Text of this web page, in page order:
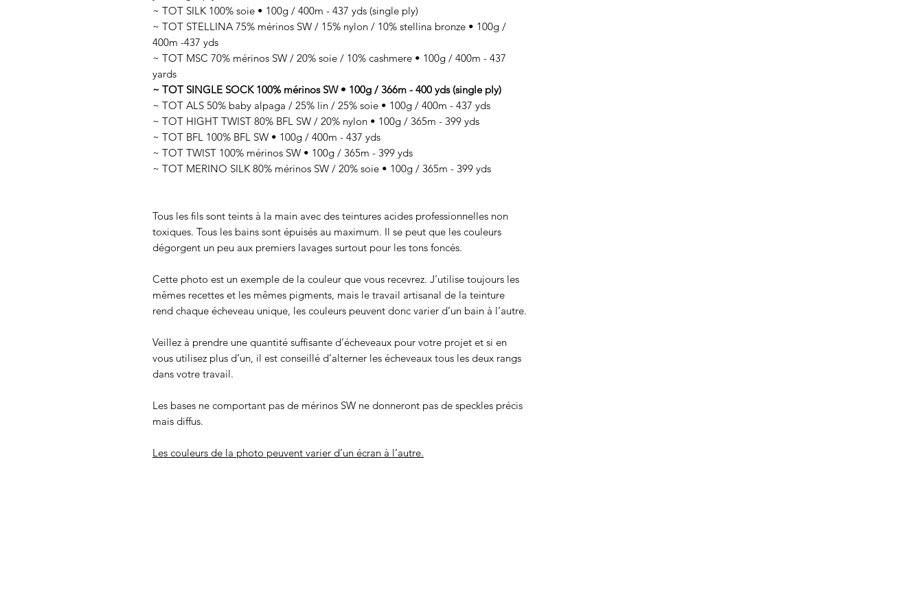
~ TOT SILK 100% soie • 100g / 400m - 437 yds (single ply)
~ TOT STELLINA 75% mérinos SW / 15% nylon / 10% stellina bronze • 100g /
400m -437 yds
~ TOT MSC 70% mérinos SW / 20% soie / 10% cashmere • 100g / 400m - 437
yards
~ TOT SINGLE SOCK 100% mérinos SW • 100g / 366m - 400 yds (single ply)
~ TOT ALS 50% baby alpaga / 25% lin / 25% soie • 100g / 400m - 437 yds
~ TOT HIGHT TWIST 80% BFL SW / 20% nylon • 100g / 365m - 399 yds
~ TOT BFL 100% BFL SW • 100g / 400m - 437 yds
~ TOT TWIST 100% mérinos SW • 100g / 365m - 399 yds
~ TOT MERINO SILK 80% mérinos SW / 20% soie • 100g / 365m - 399 yds
Tous les fils sont teints à la main avec des teintures acides professionnelles non
toxiques. Tous les bains sont épuisés au maximum. Il se peut que les couleurs
dégorgent un peu aux premiers lavages surtout pour les tons foncés.
Cette photo est un exemple de la couleur que vous recevrez. J’utilise toujours les
mêmes recettes et les mêmes pigments, mais le travail artisanal de la teinture
rend chaque écheveau unique, les couleurs peuvent donc varier d’un bain à l’autre.
Veillez à prendre une quantité suffisante d’écheveaux pour votre projet et si en
vous utilisez plus d’un, il est conseillé d’alterner les écheveaux tous les deux rangs
dans votre travail.
Les bases ne comportant pas de mérinos SW ne donneront pas de speckles précis
mais diffus.
Les couleurs de la photo peuvent varier d’un écran à l’autre.